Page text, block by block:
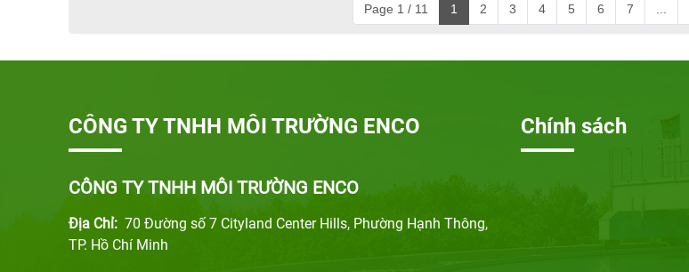
Page 1 / 11 1 2 3 4 5 6 7
CÔNG TY TNHH MÔI TRƯỜNG ENCO
CÔNG TY TNHH MÔI TRƯỜNG ENCO
Địa Chỉ: 70 Đường số 7 Cityland Center Hills, Phường Hạnh Thông,
TP. Hồ Chí Minh
Chính sách